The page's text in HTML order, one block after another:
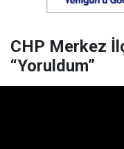
CHP Merkez
“Yoruldum”